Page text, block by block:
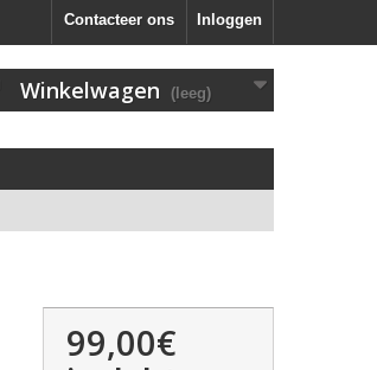
Inloggen
Contacteer ons
Winkelwagen (leeg)
99,00€